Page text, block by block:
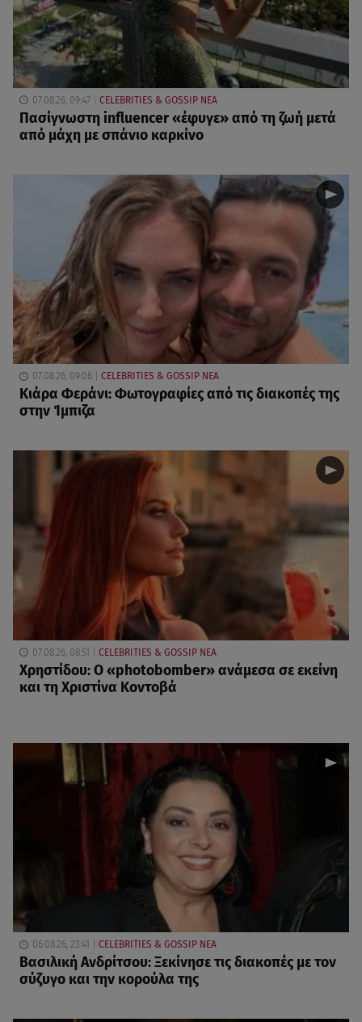
07.08.26, 09:47 CELEBRITIES & GOSSIP ΝΕΑ
Πασίγνωστη influencer «έφυγε» από τη ζωή μετά
από μάχη με σπάνιο καρκίνο
07.08.26, 09:06 CELEBRITIES & GOSSIP ΝΕΑ
Κιάρα Φεράνι: Φωτογραφίες από τις διακοπές της
στην Ίμπιζα
07.08.26, 08:51 CELEBRITIES & GOSSIP ΝΕΑ
Χρηστίδου: Ο «photobomber» ανάμεσα σε εκείνη
και τη Χριστίνα Κοντοβά
06.08.26, 23:41 CELEBRITIES & GOSSIP ΝΕΑ
Βασιλική Ανδρίτσου: Ξεκίνησε τις διακοπές με τον
σύζυγο και την κορούλα της